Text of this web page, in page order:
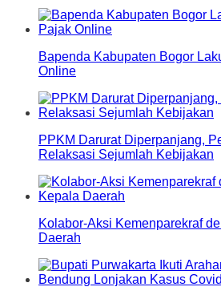
Bapenda Kabupaten Bogor
Online
PPKM Darurat Diperpanjang,
Relaksasi Sejumlah Kebijakan
Kolabor-Aksi Kemenparekraf
Daerah